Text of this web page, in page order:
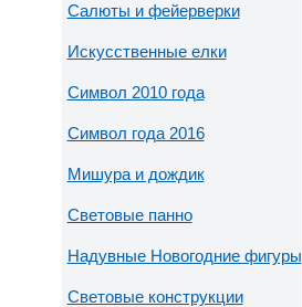
Салюты и фейерверки
Искусственные елки
Символ 2010 года
Символ года 2016
Мишура и дождик
Световые панно
Надувные Новогодние фигуры
Световые конструкции